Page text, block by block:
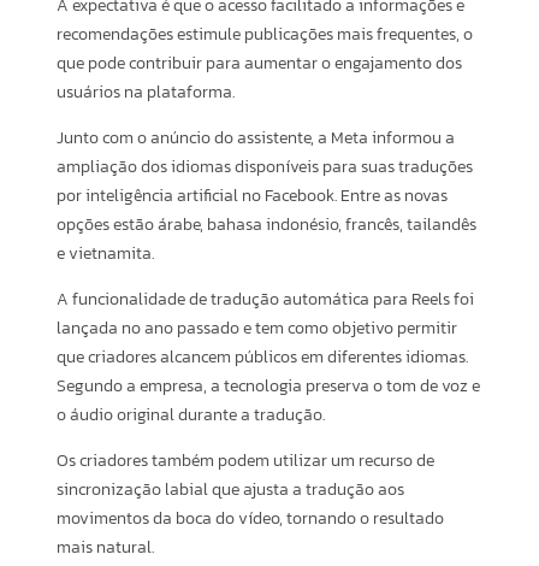
A expectativa é que o acesso facilitado a informações e
recomendações estimule publicações mais frequentes, o
que pode contribuir para aumentar o engajamento dos
usuários na plataforma.
Junto com o anúncio do assistente, a Meta informou a
ampliação dos idiomas disponíveis para suas traduções
por inteligência artificial no Facebook. Entre as novas
opções estão árabe, bahasa indonésio, francês, tailandês
e vietnamita.
A funcionalidade de tradução automática para Reels foi
lançada no ano passado e tem como objetivo permitir
que criadores alcancem públicos em diferentes idiomas.
Segundo a empresa, a tecnologia preserva o tom de voz e
o áudio original durante a tradução.
Os criadores também podem utilizar um recurso de
sincronização labial que ajusta a tradução aos
movimentos da boca do vídeo, tornando o resultado
mais natural.